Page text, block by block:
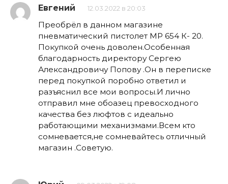
Евгений 12.03.2022 в 20:03
Преобрёл в данном магазине
пневматический пистолет МР 654 К- 20.
Покупкой очень доволен.Особенная
благодарность директору Сергею
Александровичу Попову .Он в переписке
перед покупкой поробно ответил и
разъяснил все мои вопросы.И лично
отправил мне обоазец превосходного
качества без люфтов с идеально
работающими механизмами.Всем кто
сомневается,не сомневайтесь отличный
магазин .Советую.